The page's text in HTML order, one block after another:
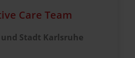
Care Team
Stadt Karlsruhe